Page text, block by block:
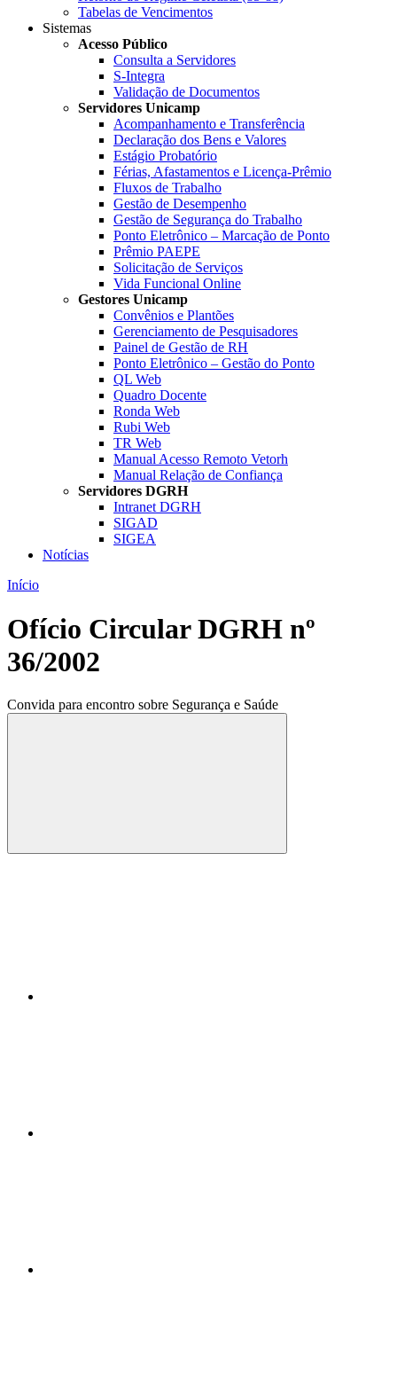
Tabelas de Vencimentos
Sistemas
Acesso Público
Consulta a Servidores
S-Integra
Validação de Documentos
Servidores Unicamp
Acompanhamento e Transferência
Declaração dos Bens e Valores
Estágio Probatório
Férias, Afastamentos e Licença-Prêmio
Fluxos de Trabalho
Gestão de Desempenho
Gestão de Segurança do Trabalho
Ponto Eletrônico – Marcação de Ponto
Prêmio PAEPE
Solicitação de Serviços
Vida Funcional Online
Gestores Unicamp
Convênios e Plantões
Gerenciamento de Pesquisadores
Painel de Gestão de RH
Ponto Eletrônico – Gestão do Ponto
QL Web
Quadro Docente
Ronda Web
Rubi Web
TR Web
Manual Acesso Remoto Vetorh
Manual Relação de Confiança
Servidores DGRH
Intranet DGRH
SIGAD
SIGEA
Notícias
Início
Ofício Circular DGRH nº
36/2002
Convida para encontro sobre Segurança e Saúde
Compartilhar